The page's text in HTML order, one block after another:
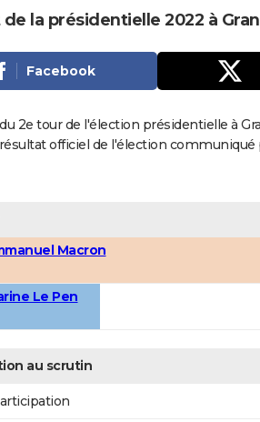
la présidentielle 2022 à
Facebook
2e tour de l'élection présidentielle à
officiel de l'élection
Macron
Le Pen
au scrutin